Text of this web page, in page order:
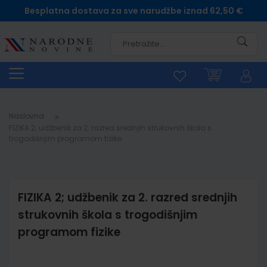
Besplatna dostava za sve narudžbe iznad 62,50 €
Naslovna
FIZIKA 2; udžbenik za 2. razred srednjih
strukovnih škola s trogodišnjim
programom fizike